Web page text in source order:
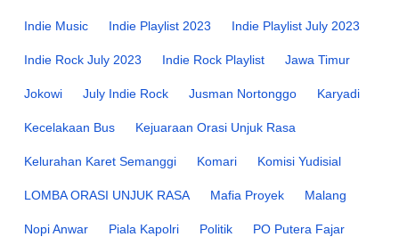
Indie Music Indie Playlist 2023 Indie Playlist July 2023
Indie Rock July 2023 Indie Rock Playlist Jawa Timur
Jokowi July Indie Rock Jusman Nortonggo Karyadi
Kecelakaan Bus Kejuaraan Orasi Unjuk Rasa
Kelurahan Karet Semanggi Komari Komisi Yudisial
LOMBA ORASI UNJUK RASA Mafia Proyek Malang
Nopi Anwar Piala Kapolri Politik PO Putera Fajar